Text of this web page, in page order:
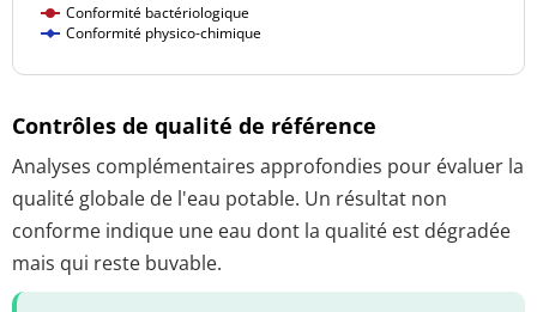
Conformité bactériologique
Conformité physico-chimique
Contrôles de qualité de référence
Analyses complémentaires approfondies pour évaluer la
qualité globale de l'eau potable. Un résultat non
conforme indique une eau dont la qualité est dégradée
mais qui reste buvable.